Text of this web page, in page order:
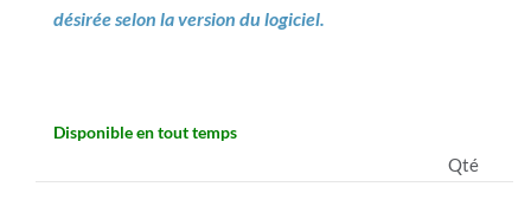
désirée selon la version du logiciel.
Disponible en tout temps
Qté